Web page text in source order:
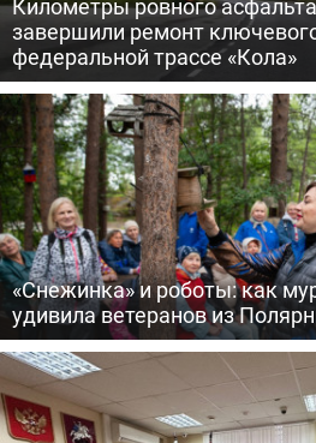
Километры ровного
завершили ремонт
федеральной трассе «Кола»
«Снежинка» и роботы: как
удивила ветеранов из